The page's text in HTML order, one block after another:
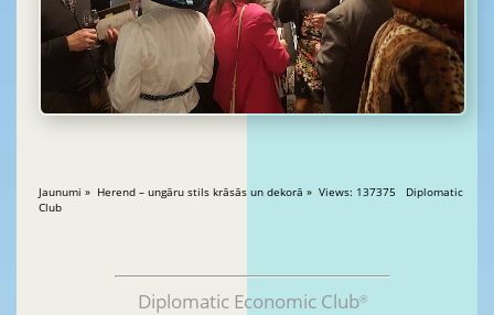
Jaunumi » Herend – ungāru stils krāsās un dekorā » Views: 137375 Diplomatic
Club
Diplomatic Economic Club®